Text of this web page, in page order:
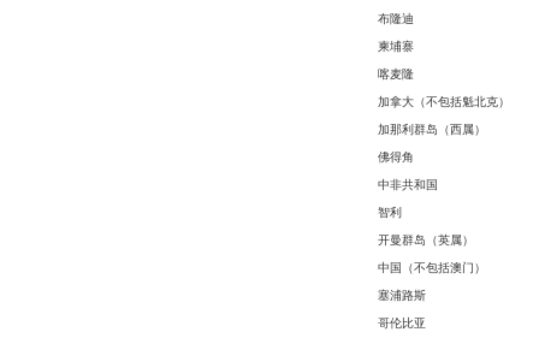
布隆迪
柬埔寨
喀麦隆
加拿大（不包括魁北克）
加那利群岛（西属）
佛得角
中非共和国
智利
开曼群岛（英属）
中国（不包括澳门）
塞浦路斯
哥伦比亚